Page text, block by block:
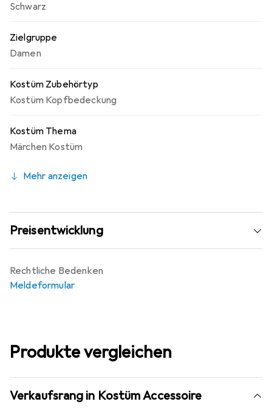
Schwarz
Zielgruppe
Damen
Kostüm Zubehörtyp
Kostüm Kopfbedeckung
Kostüm Thema
Märchen Kostüm
Mehr anzeigen
Preisentwicklung
Rechtliche Bedenken
Meldeformular
Produkte vergleichen
Verkaufsrang in Kostüm Accessoire